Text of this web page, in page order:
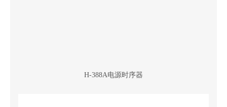
H-388A电源时序器